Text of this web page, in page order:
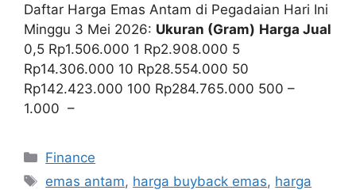
Daftar Harga Emas Antam di Pegadaian Hari Ini
Minggu 3 Mei 2026: Ukuran (Gram) Harga Jual
0,5 Rp1.506.000 1 Rp2.908.000 5
Rp14.306.000 10 Rp28.554.000 50
Rp142.423.000 100 Rp284.765.000 500 –
1.000 –
Categories
Finance
Tags
emas antam, harga buyback emas, harga